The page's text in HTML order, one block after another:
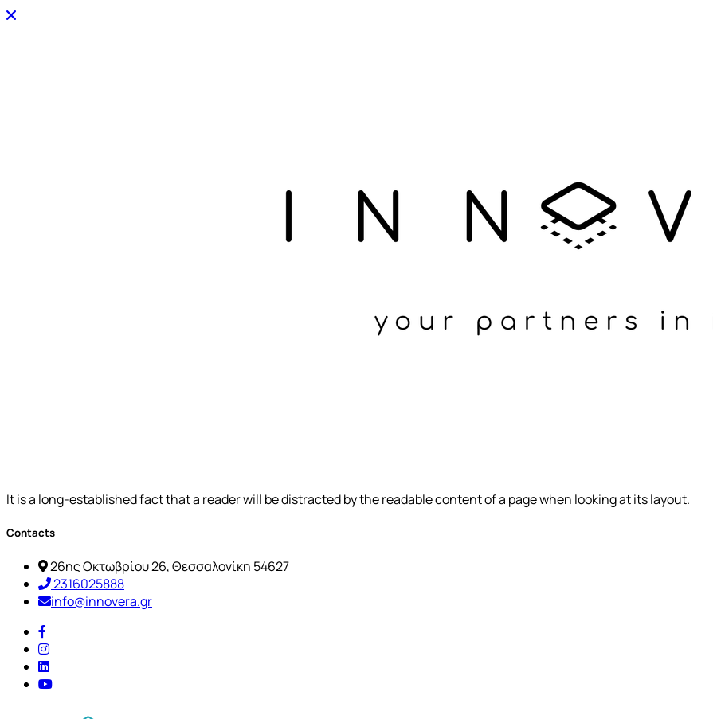
It is a long-established fact that a reader will be distracted by the readable content of a page when looking at its layout.
Contacts
26ης Οκτωβρίου 26, Θεσσαλονίκη 54627
2316025888
info@innovera.gr